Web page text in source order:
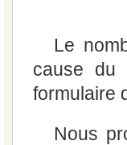
Le
cause du
formulaire
Nous